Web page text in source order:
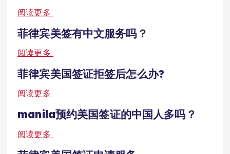
阅读更多
菲律宾美签有中文服务吗？
阅读更多
菲律宾美国签证拒签后怎么办?
阅读更多
manila预约美国签证的中国人多吗？
阅读更多